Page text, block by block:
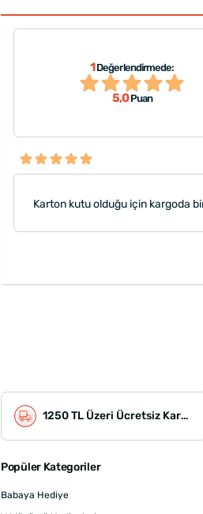
1Değerlendirmede:
5,0Puan
Karton kutu olduğu için kargoda
1250 TL Üzeri Ücretsiz Kargo
Popüler Kategoriler
Babaya Hediye